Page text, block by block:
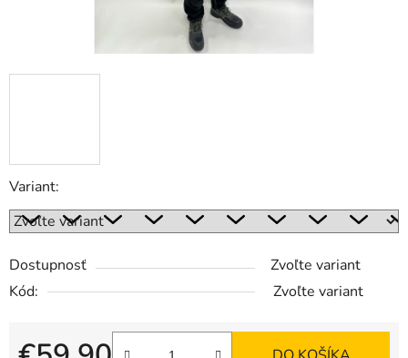
Variant:
Dostupnosť
Zvoľte variant
Kód:
Zvoľte variant